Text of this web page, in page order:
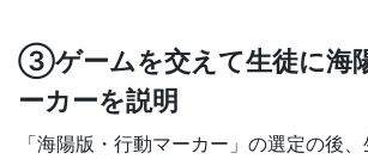
③ゲームを交えて生徒に海
ーカーを説明
「海陽版・行動マーカー」の選定の後